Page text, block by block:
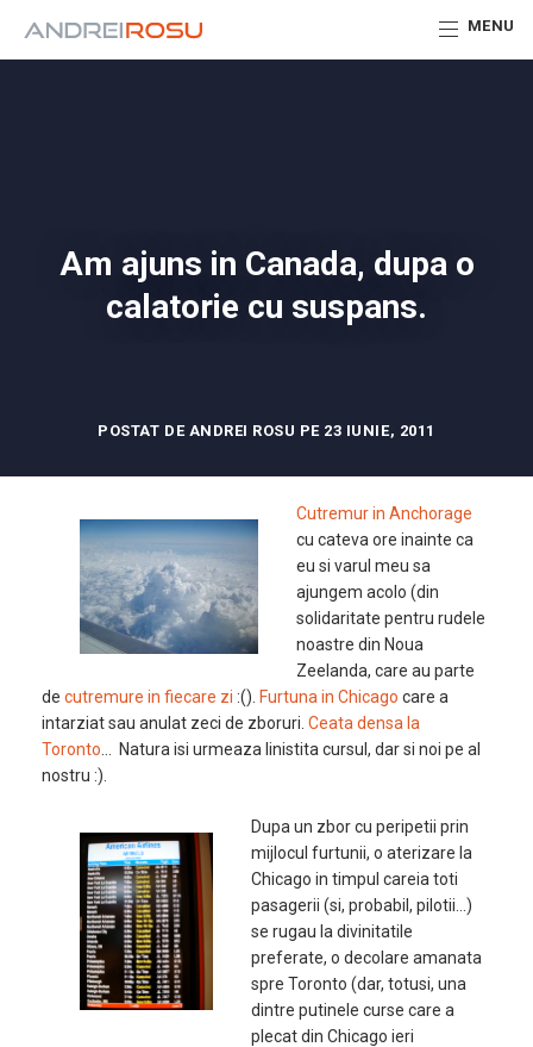
MENU
Am ajuns in Canada, dupa o
calatorie cu suspans.
POSTAT DE ANDREI ROSU PE 23 IUNIE, 2011
Cutremur in Anchorage
cu cateva ore inainte ca
eu si varul meu sa
ajungem acolo (din
solidaritate pentru rudele
noastre din Noua
Zeelanda, care au parte
de cutremure in fiecare zi :(). Furtuna in Chicago care a
intarziat sau anulat zeci de zboruri. Ceata densa la
Toronto … Natura isi urmeaza linistita cursul, dar si noi pe al
nostru :).
Dupa un zbor cu peripetii prin
mijlocul furtunii, o aterizare la
Chicago in timpul careia toti
pasagerii (si, probabil, pilotii…)
se rugau la divinitatile
preferate, o decolare amanata
spre Toronto (dar, totusi, una
dintre putinele curse care a
plecat din Chicago ieri